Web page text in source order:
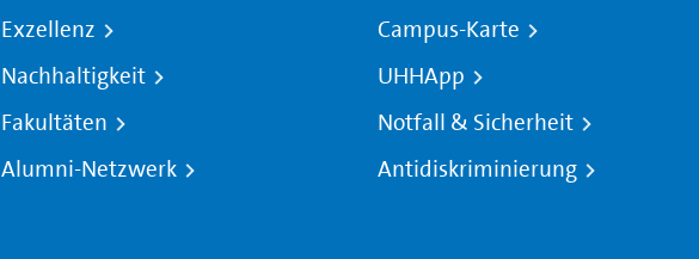
Exzellenz
Nachhaltigkeit
Fakultäten
Alumni-Netzwerk
Campus-Karte
UHHApp
Notfall & Sicherheit
Antidiskriminierung